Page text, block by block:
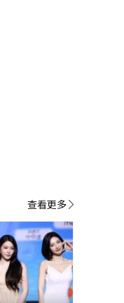
查看更多